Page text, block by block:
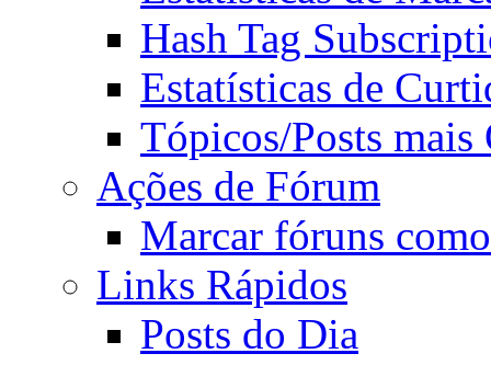
Hash Tag
Estatísticas de
Tópicos/Posts mais
Ações de Fórum
Marcar fóruns
Links Rápidos
Posts do Dia